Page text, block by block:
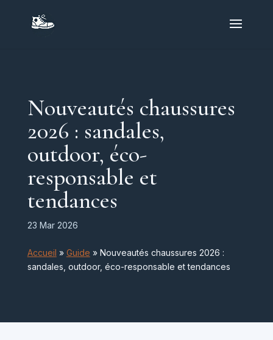
Nouveautés chaussures
2026 : sandales,
outdoor, éco-
responsable et
tendances
23 Mar 2026
Accueil » Guide » Nouveautés chaussures 2026 :
sandales, outdoor, éco-responsable et tendances